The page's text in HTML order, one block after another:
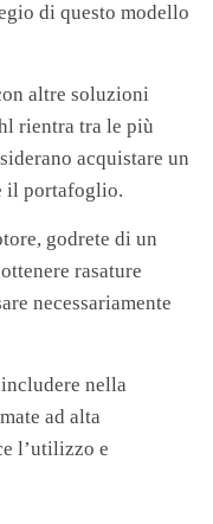
di questo modello
altre soluzioni
rientra tra le più
acquistare un
il portafoglio.
godrete di un
rasature
necessariamente
nella
ad alta
l’utilizzo e